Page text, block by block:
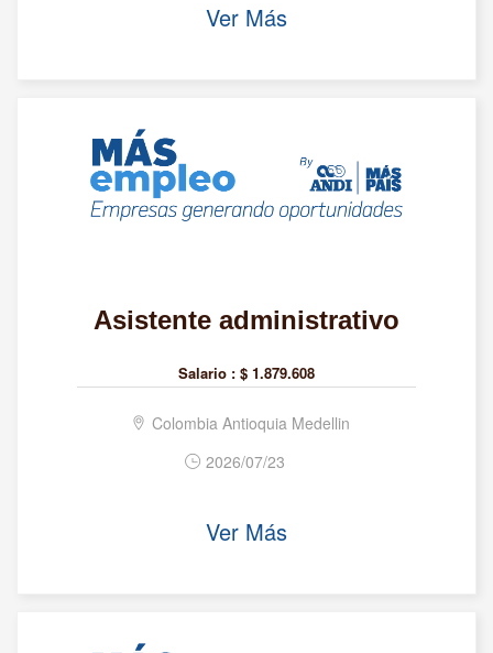
Ver Más
Asistente administrativo
Salario : $ 1.879.608
Colombia Antioquia Medellin
2026/07/23
Ver Más